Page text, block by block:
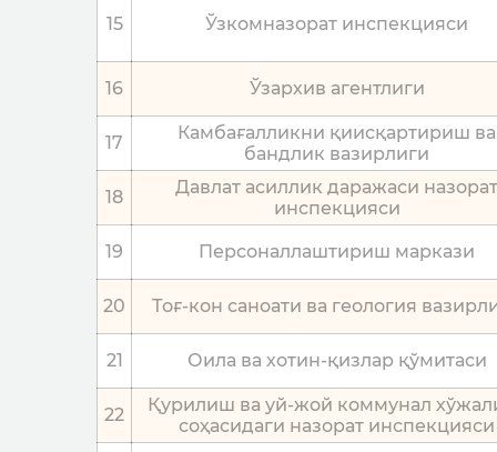
15 Ўзкомназорат инспекцияси
16 Ўзархив агентлиги
17
Камбағалликни қиисқартириш ва
бандлик вазирлиги
18
Давлат асиллик даражаси назорат
инспекцияси
19 Персоналлаштириш маркази
20 Тоғ-кон саноати ва геология
21 Оила ва хотин-қизлар қўмитаси
22
Қурилиш ва уй-жой коммунал
соҳасидаги назорат инспекцияси